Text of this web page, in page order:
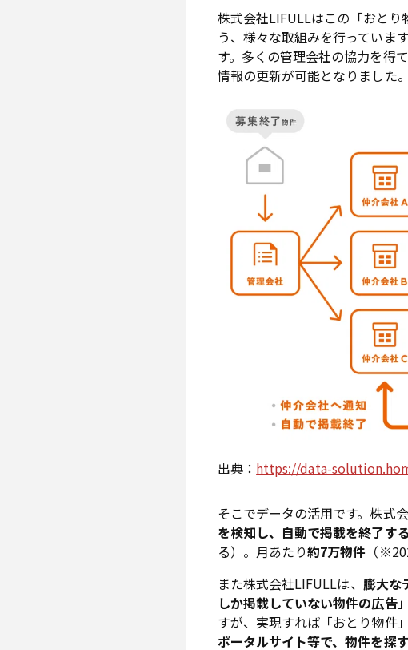
株式会社LIFULLはこの「おと
う、様々な取組みを行っていま
す。多くの管理会社の協力を得
情報の更新が可能となりました
出典： https://data-
そこでデータの活用です。株式
を検知し、自動で掲載を終了す
る）。月あたり約7万物件 （
また株式会社LIFULLは、 膨大な
しか掲載していない物件の広告
すが、実現すれば「おとり物件
ポータルサイト等で、物件を探